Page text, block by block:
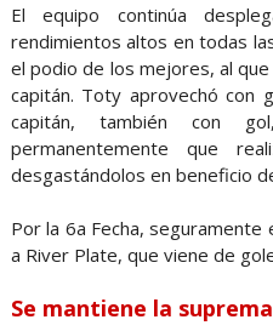
El equipo continúa
rendimientos altos en todas
el podio de los mejores, al
capitán. Toty aprovechó con
capitán, también con
permanentemente que
desgastándolos en beneficio
Por la 6a Fecha,
a River Plate, que viene de
Se mantiene la